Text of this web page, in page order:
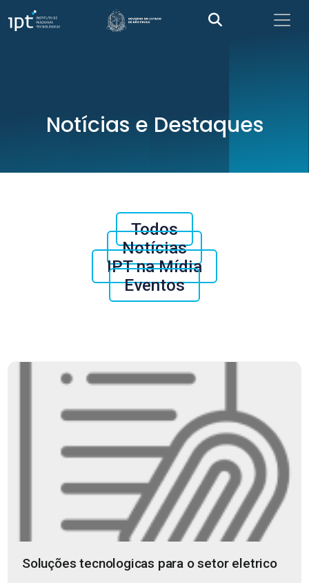
Notícias e Destaques
Todos
Notícias
IPT na Mídia
Eventos
Soluções tecnologicas para o setor eletrico